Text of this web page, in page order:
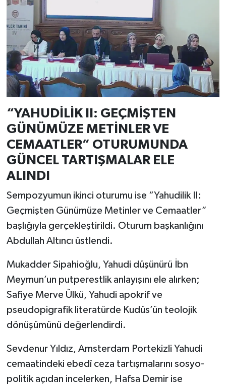
“YAHUDİLİK II: GEÇMİŞTEN
GÜNÜMÜZE METİNLER VE
CEMAATLER” OTURUMUNDA
GÜNCEL TARTIŞMALAR ELE
ALINDI
Sempozyumun ikinci oturumu ise “Yahudilik II:
Geçmişten Günümüze Metinler ve Cemaatler”
başlığıyla gerçekleştirildi. Oturum başkanlığını
Abdullah Altıncı üstlendi.
Mukadder Sipahioğlu, Yahudi düşünürü İbn
Meymun’un putperestlik anlayışını ele alırken;
Safiye Merve Ülkü, Yahudi apokrif ve
pseudopigrafik literatürde Kudüs’ün teolojik
dönüşümünü değerlendirdi.
Sevdenur Yıldız, Amsterdam Portekizli Yahudi
cemaatindeki ebedî ceza tartışmalarını sosyo-
politik açıdan incelerken, Hafsa Demir ise